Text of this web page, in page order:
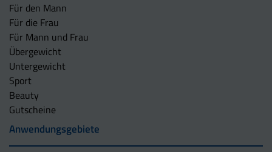
Für den Mann
Für die Frau
Für Mann und Frau
Übergewicht
Untergewicht
Sport
Beauty
Gutscheine
Anwendungsgebiete